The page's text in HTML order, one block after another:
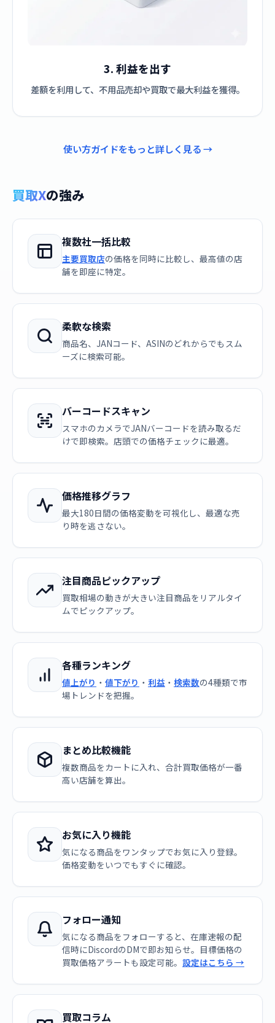
3. 利益を出す
差額を利用して、不用品売却や買取で最大利益を獲得。
使い方ガイドをもっと詳しく見る →
買取Xの強み
複数社一括比較
主要買取店の価格を同時に比較し、最高値の店
舗を即座に特定。
柔軟な検索
商品名、JANコード、ASINのどれからでもスム
ーズに検索可能。
バーコードスキャン
スマホのカメラでJANバーコードを読み取るだ
けで即検索。店頭での価格チェックに最適。
価格推移グラフ
最大180日間の価格変動を可視化し、最適な売
り時を逃さない。
注目商品ピックアップ
買取相場の動きが大きい注目商品をリアルタイ
ムでピックアップ。
各種ランキング
値上がり ・ 値下がり ・ 利益 ・ 検索数の4種類で市
場トレンドを把握。
まとめ比較機能
複数商品をカートに入れ、合計買取価格が一番
高い店舗を算出。
お気に入り機能
気になる商品をワンタップでお気に入り登録。
価格変動をいつでもすぐに確認。
フォロー通知
気になる商品をフォローすると、在庫速報の配
信時にDiscordのDMで即お知らせ。目標価格の
買取価格アラートも設定可能。 設定はこちら →
買取コラム